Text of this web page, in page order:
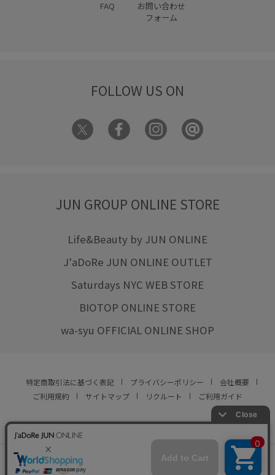
FAQ
お問い合わせ
フォーム
FOLLOW US ON
JUN GROUP ONLINE STORE
Life&Beauty by JUN ONLINE
J'aDoRe JUN ONLINE OUTLET
Saturdays NYC WEB STORE
BIOTOP ONLINE STORE
wa-syu OFFICIAL ONLINE SHOP
特定商取引法に基づく表記 プライバシーポリシー
会社概要
ご利用規約
サイトマップ リクルート ご利用ガイド
© JUN CO.,LTD. ALL RIGHTS RESERVED.
店舗在庫
をみる
カートに入れる